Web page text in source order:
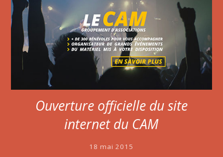
Ouverture officielle du site
internet du CAM
18 mai 2015